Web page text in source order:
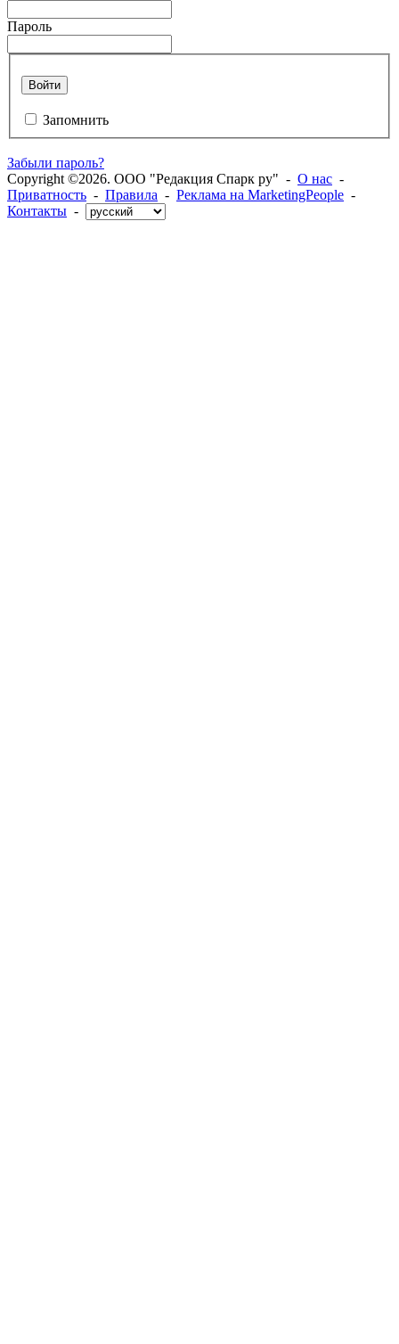
Пароль
Войти
Запомнить
Забыли пароль?
Copyright ©2026. ООО "Редакция Спарк ру" - О нас -
Приватность - Правила - Реклама на MarketingPeople -
Контакты -